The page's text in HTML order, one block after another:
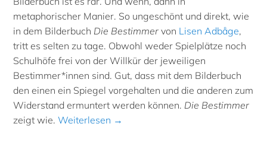
metaphorischer Manier. So ungeschönt und direkt, wie
in dem Bilderbuch Die Bestimmer von Lisen Adbåge,
tritt es selten zu tage. Obwohl weder Spielplätze noch
Schulhöfe frei von der Willkür der jeweiligen
Bestimmer*innen sind. Gut, dass mit dem Bilderbuch
den einen ein Spiegel vorgehalten und die anderen zum
Widerstand ermuntert werden können. Die Bestimmer
zeigt wie.Weiterlesen →